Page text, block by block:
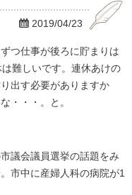
 2019/04/23
つ仕事が後ろに貯まりは
難しいです。連休あけの
出す必要がありますか
・・・。と。
議会議員選挙の話題をみ
市中に産婦人科の病院が1